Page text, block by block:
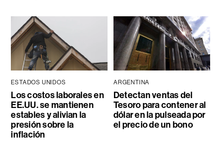
ESTADOS UNIDOS
Los costos laborales en
EE.UU. se mantienen
estables y alivian la
presión sobre la
inflación
ARGENTINA
Detectan ventas del
Tesoro para contener al
dólar en la pulseada por
el precio de un bono